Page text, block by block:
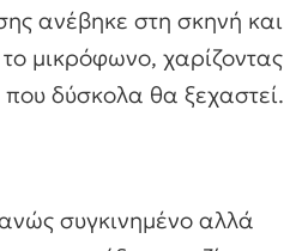
ανέβηκε στη σκηνή και
μικρόφωνο, χαρίζοντας
που δύσκολα θα ξεχαστεί.
συγκινημένο αλλά